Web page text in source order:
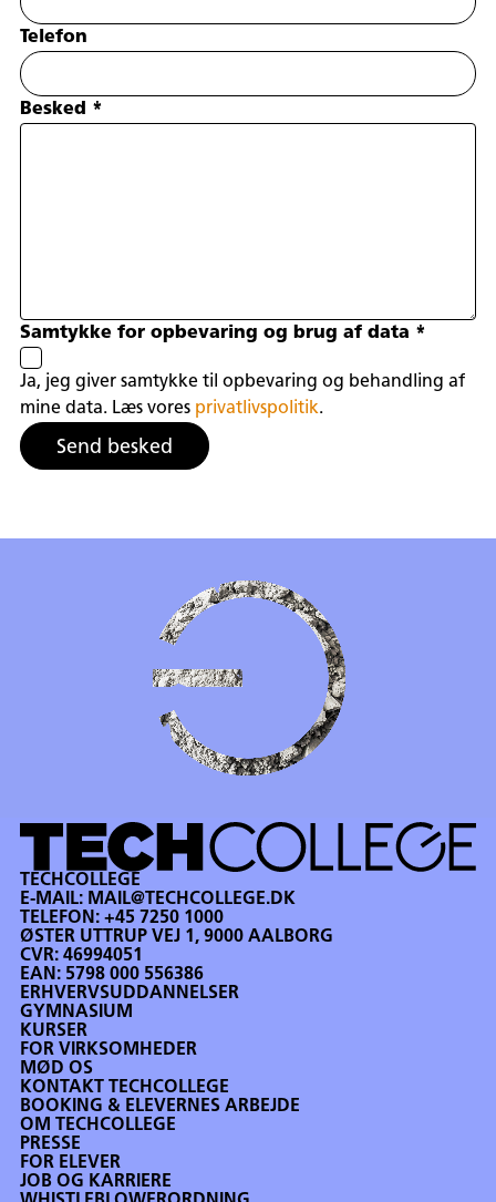
Telefon
Besked *
Samtykke for opbevaring og brug af data *
Ja, jeg giver samtykke til opbevaring og behandling af
mine data. Læs vores privatlivspolitik.
TECHCOLLEGE
E-MAIL: MAIL@TECHCOLLEGE.DK
TELEFON:+45 7250 1000
ØSTER UTTRUP VEJ 1, 9000 AALBORG
CVR: 46994051
EAN: 5798 000 556386
ERHVERVSUDDANNELSER
GYMNASIUM
KURSER
FOR VIRKSOMHEDER
MØD OS
KONTAKT TECHCOLLEGE
BOOKING & ELEVERNES ARBEJDE
OM TECHCOLLEGE
PRESSE
FOR ELEVER
JOB OG KARRIERE